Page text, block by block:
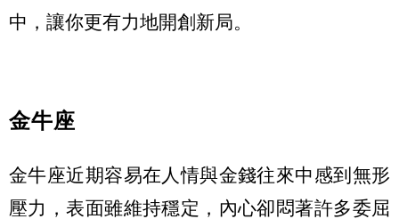
中，讓你更有力地開創新局。
金牛座
金牛座近期容易在人情與金錢往來中感到無形
壓力，表面雖維持穩定，內心卻悶著許多委屈